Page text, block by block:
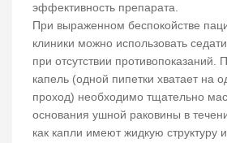
эффективность препарата.
При выраженном беспокойстве
клиники можно использовать
при отсутствии противопоказаний.
капель (одной пипетки хватает на
проход) необходимо тщательно
основания ушной раковины в
как капли имеют жидкую структуру